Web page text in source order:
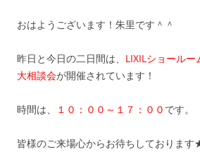
おはようございます！朱里です＾＾
昨日と今日の二日間は、 LIXILショールー
大相談会が開催されています！
時間は、 １０：００～１７：００ です。
皆様のご来場心からお待ちしておりま